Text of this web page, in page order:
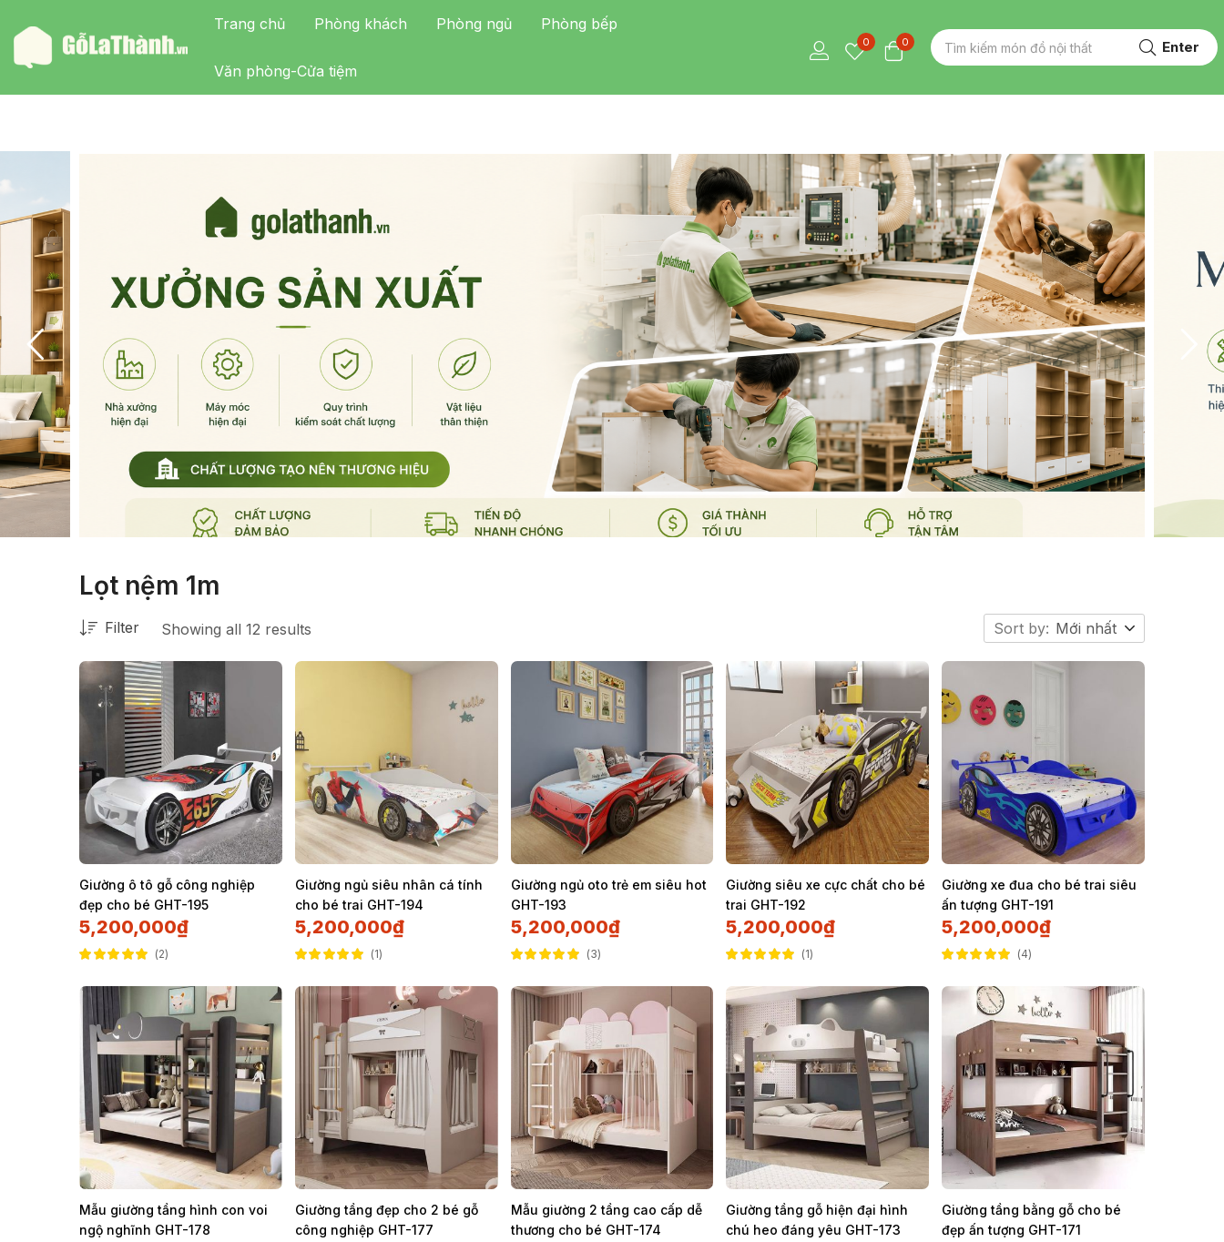
Trang chủ Phòng khách Phòng ngủ Phòng bếp
Văn phòng-Cửa tiệm
0 0 Enter
Lọt nệm 1m
Showing all 12 results
Filter Sort by: Mới nhất
Giường ô tô gỗ công nghiệp
đẹp cho bé GHT-195
5,200,000₫
2
Giường ngủ siêu nhân cá tính
cho bé trai GHT-194
5,200,000₫
1
Giường ngủ oto trẻ em siêu hot
GHT-193
5,200,000₫
3
Giường siêu xe cực chất cho bé
trai GHT-192
5,200,000₫
1
Giường xe đua cho bé trai siêu
ấn tượng GHT-191
5,200,000₫
4
Mẫu giường tầng hình con voi
ngộ nghĩnh GHT-178
Giường tầng đẹp cho 2 bé gỗ
công nghiệp GHT-177
Mẫu giường 2 tầng cao cấp dễ
thương cho bé GHT-174
Giường tầng gỗ hiện đại hình
chú heo đáng yêu GHT-173
Giường tầng bằng gỗ cho bé
đẹp ấn tượng GHT-171